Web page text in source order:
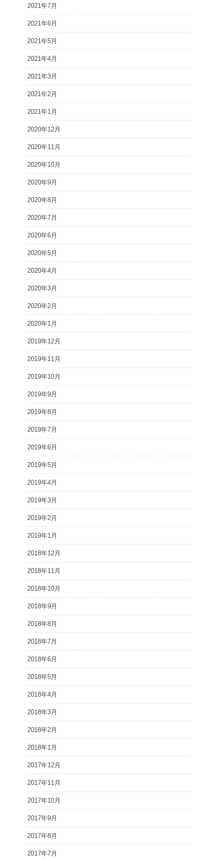
2021年7月
2021年6月
2021年5月
2021年4月
2021年3月
2021年2月
2021年1月
2020年12月
2020年11月
2020年10月
2020年9月
2020年8月
2020年7月
2020年6月
2020年5月
2020年4月
2020年3月
2020年2月
2020年1月
2019年12月
2019年11月
2019年10月
2019年9月
2019年8月
2019年7月
2019年6月
2019年5月
2019年4月
2019年3月
2019年2月
2019年1月
2018年12月
2018年11月
2018年10月
2018年9月
2018年8月
2018年7月
2018年6月
2018年5月
2018年4月
2018年3月
2018年2月
2018年1月
2017年12月
2017年11月
2017年10月
2017年9月
2017年8月
2017年7月